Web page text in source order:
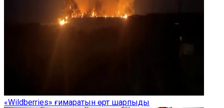
«Wildberries» ғимаратын өрт шарпыды